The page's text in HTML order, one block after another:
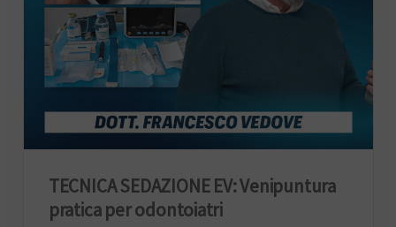
TECNICA SEDAZIONE EV: Venipuntura
pratica per odontoiatri